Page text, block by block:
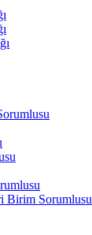
Birim Sorumlusu